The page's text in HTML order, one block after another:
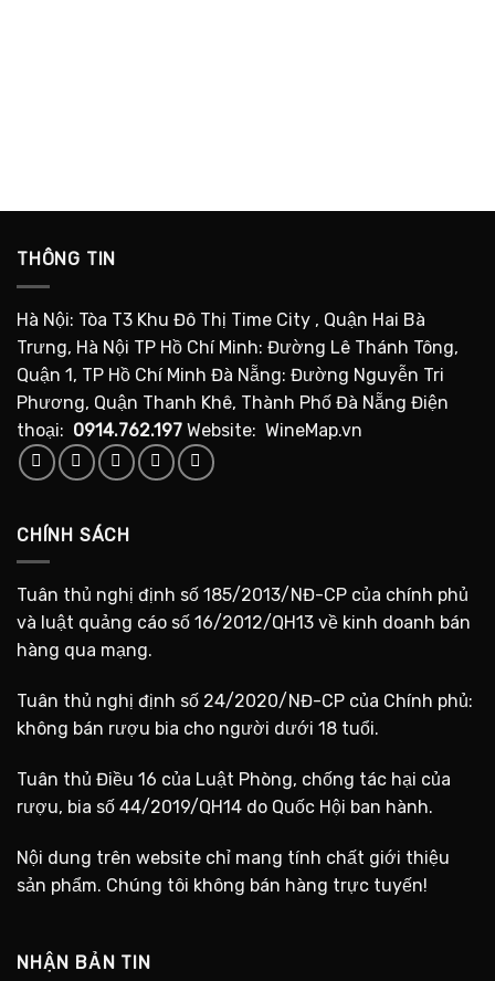
THÔNG TIN
Hà Nội: Tòa T3 Khu Đô Thị Time City , Quận Hai Bà
Trưng, Hà Nội TP Hồ Chí Minh: Đường Lê Thánh Tông,
Quận 1, TP Hồ Chí Minh Đà Nẵng: Đường Nguyễn Tri
Phương, Quận Thanh Khê, Thành Phố Đà Nẵng Điện
thoại: 0914.762.197 Website: WineMap.vn
CHÍNH SÁCH
Tuân thủ nghị định số 185/2013/NĐ-CP của chính phủ
và luật quảng cáo số 16/2012/QH13 về kinh doanh bán
hàng qua mạng.
Tuân thủ nghị định số 24/2020/NĐ-CP của Chính phủ:
không bán rượu bia cho người dưới 18 tuổi.
Tuân thủ Điều 16 của Luật Phòng, chống tác hại của
rượu, bia số 44/2019/QH14 do Quốc Hội ban hành.
Nội dung trên website chỉ mang tính chất giới thiệu
sản phẩm. Chúng tôi không bán hàng trực tuyến!
NHẬN BẢN TIN